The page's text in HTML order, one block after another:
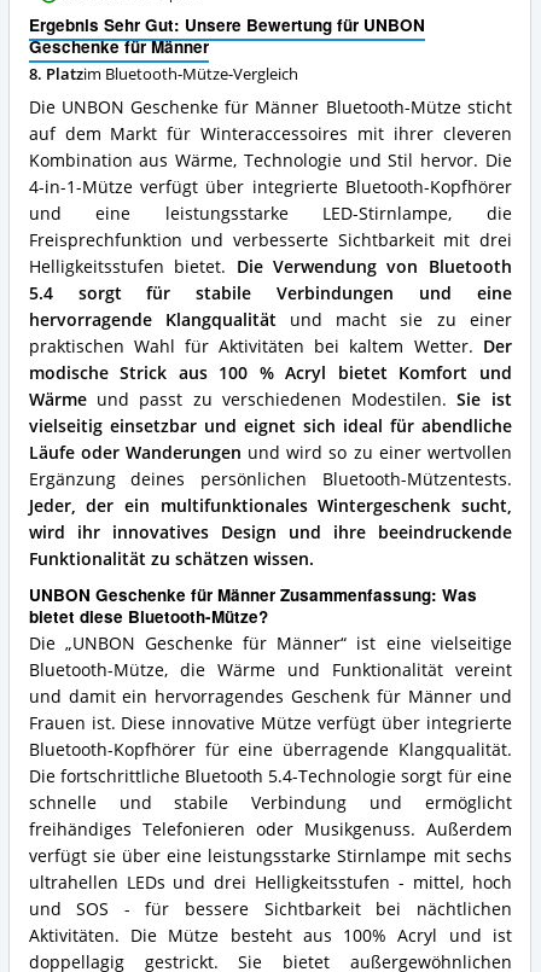
Ergebnis Sehr Gut: Unsere Bewertung für UNBON
Geschenke für Männer
8. Platzim Bluetooth-Mütze-Vergleich
Die UNBON Geschenke für Männer Bluetooth-Mütze sticht
auf dem Markt für Winteraccessoires mit ihrer cleveren
Kombination aus Wärme, Technologie und Stil hervor. Die
4-in-1-Mütze verfügt über integrierte Bluetooth-Kopfhörer
und eine leistungsstarke LED-Stirnlampe, die
Freisprechfunktion und verbesserte Sichtbarkeit mit drei
Helligkeitsstufen bietet. Die Verwendung von Bluetooth
5.4 sorgt für stabile Verbindungen und eine
hervorragende Klangqualitätund macht sie zu einer
praktischen Wahl für Aktivitäten bei kaltem Wetter. Der
modische Strick aus 100 % Acryl bietet Komfort und
Wärmeund passt zu verschiedenen Modestilen.Sie ist
vielseitig einsetzbar und eignet sich ideal für abendliche
Läufe oder Wanderungen und wird so zu einer wertvollen
Ergänzung deines persönlichen Bluetooth-Mützentests.
Jeder, der ein multifunktionales Wintergeschenk sucht,
wird ihr innovatives Design und ihre beeindruckende
Funktionalität zu schätzen wissen.
UNBON Geschenke für Männer Zusammenfassung: Was
bietet diese Bluetooth-Mütze?
Die „UNBON Geschenke für Männer“ ist eine vielseitige
Bluetooth-Mütze, die Wärme und Funktionalität vereint
und damit ein hervorragendes Geschenk für Männer und
Frauen ist. Diese innovative Mütze verfügt über integrierte
Bluetooth-Kopfhörer für eine überragende Klangqualität.
Die fortschrittliche Bluetooth 5.4-Technologie sorgt für eine
schnelle und stabile Verbindung und ermöglicht
freihändiges Telefonieren oder Musikgenuss. Außerdem
verfügt sie über eine leistungsstarke Stirnlampe mit sechs
ultrahellen LEDs und drei Helligkeitsstufen - mittel, hoch
und SOS - für bessere Sichtbarkeit bei nächtlichen
Aktivitäten. Die Mütze besteht aus 100% Acryl und ist
doppellagig gestrickt. Sie bietet außergewöhnlichen
Vorteile:
Was
spricht
für
diese
Bluetooth-
Mütze?